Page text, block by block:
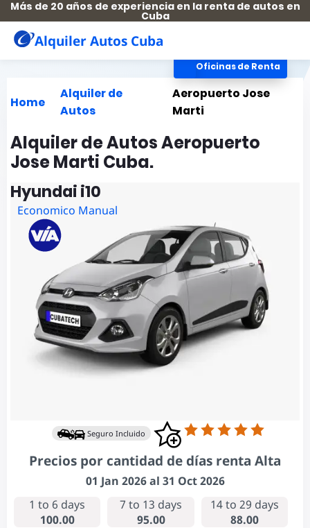
Más de 20 años de experiencia en la renta de autos en
Cuba
Alquiler Autos Cuba
Home
Alquiler de
Autos
Aeropuerto Jose
Marti
Alquiler de Autos Aeropuerto
Jose Marti Cuba.
Hyundai i10
Economico Manual
Seguro Incluido
Precios por cantidad de días renta Alta
01 Jan 2026 al 31 Oct 2026
1 to 6 days
100.00
7 to 13 days
95.00
14 to 29 days
88.00
Oficinas de Renta